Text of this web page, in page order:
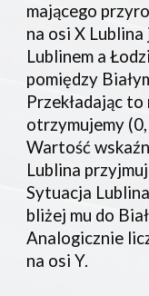
mającego
na osi X
Lublinem a
pomiędzy
Przekładając
otrzymujemy
Wartość
Lublina
Sytuacja
bliżej mu do
Analogicznie
na osi Y.